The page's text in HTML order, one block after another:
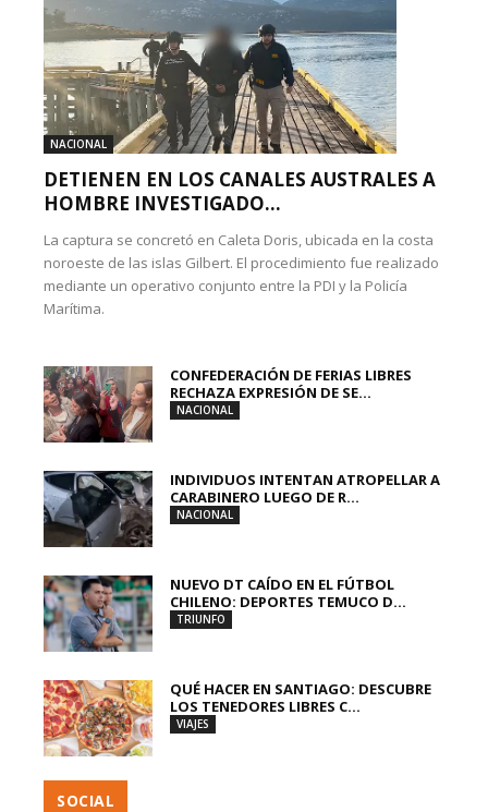
NACIONAL
DETIENEN EN LOS CANALES AUSTRALES A
HOMBRE INVESTIGADO...
La captura se concretó en Caleta Doris, ubicada en la costa
noroeste de las islas Gilbert. El procedimiento fue realizado
mediante un operativo conjunto entre la PDI y la Policía
Marítima.
CONFEDERACIÓN DE FERIAS LIBRES
RECHAZA EXPRESIÓN DE SE...
NACIONAL
INDIVIDUOS INTENTAN ATROPELLAR A
CARABINERO LUEGO DE R...
NACIONAL
NUEVO DT CAÍDO EN EL FÚTBOL
CHILENO: DEPORTES TEMUCO D...
TRIUNFO
QUÉ HACER EN SANTIAGO: DESCUBRE
LOS TENEDORES LIBRES C...
VIAJES
SOCIAL